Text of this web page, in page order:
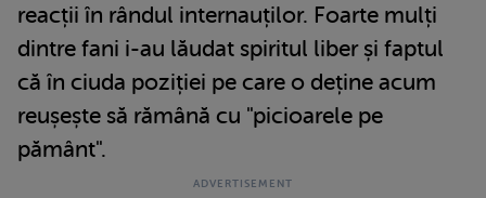
reacții în rândul internauților. Foarte mulți
dintre fani i-au lăudat spiritul liber și faptul
că în ciuda poziției pe care o deține acum
reușește să rămână cu "picioarele pe
pământ".